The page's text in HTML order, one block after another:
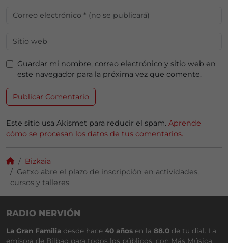
Guardar mi nombre, correo electrónico y sitio web en
este navegador para la próxima vez que comente.
Este sitio usa Akismet para reducir el spam. Aprende
cómo se procesan los datos de tus comentarios.
Bizkaia
Getxo abre el plazo de inscripción en actividades,
cursos y talleres
RADIO NERVIÓN
La Gran Familia desde hace 40 años en la 88.0 de tu dial. La
emisora de Bilbao para todos los públicos, con Más Música,